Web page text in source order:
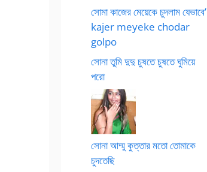
সোমা কাজের মেয়েকে চুদলাম যেভাবে’
kajer meyeke chodar
golpo
সোনা তুমি দুদু চুষতে চুষতে ঘুমিয়ে
পরো
সোনা আম্মু কুত্তার মতো তোমাকে
চুদতেছি